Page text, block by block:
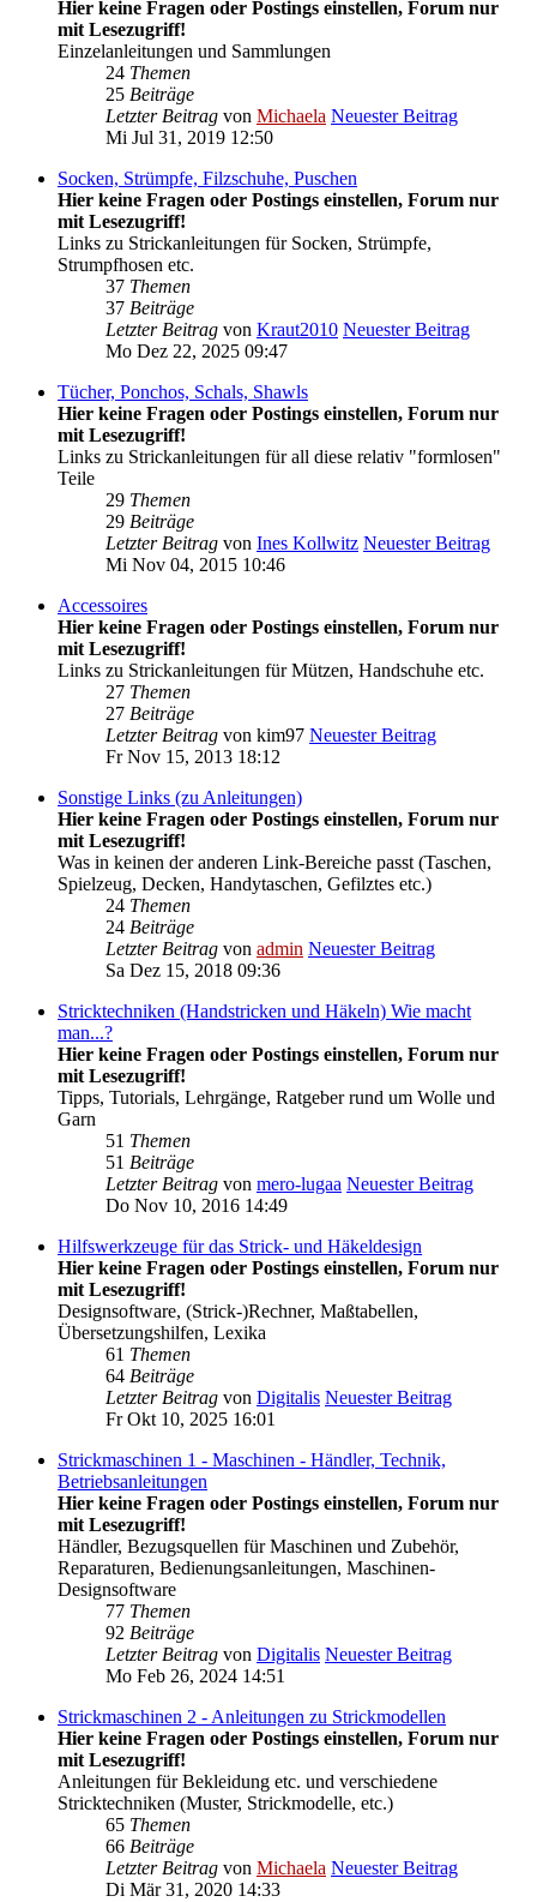
Hier keine Fragen oder Postings einstellen, Forum nur
mit Lesezugriff!
Einzelanleitungen und Sammlungen
24 Themen
25 Beiträge
Letzter Beitrag von Michaela Neuester Beitrag
Mi Jul 31, 2019 12:50
Socken, Strümpfe, Filzschuhe, Puschen
Hier keine Fragen oder Postings einstellen, Forum nur
mit Lesezugriff!
Links zu Strickanleitungen für Socken, Strümpfe,
Strumpfhosen etc.
37 Themen
37 Beiträge
Letzter Beitrag von Kraut2010 Neuester Beitrag
Mo Dez 22, 2025 09:47
Tücher, Ponchos, Schals, Shawls
Hier keine Fragen oder Postings einstellen, Forum nur
mit Lesezugriff!
Links zu Strickanleitungen für all diese relativ "formlosen"
Teile
29 Themen
29 Beiträge
Letzter Beitrag von Ines Kollwitz Neuester Beitrag
Mi Nov 04, 2015 10:46
Accessoires
Hier keine Fragen oder Postings einstellen, Forum nur
mit Lesezugriff!
Links zu Strickanleitungen für Mützen, Handschuhe etc.
27 Themen
27 Beiträge
Letzter Beitrag von kim97 Neuester Beitrag
Fr Nov 15, 2013 18:12
Sonstige Links (zu Anleitungen)
Hier keine Fragen oder Postings einstellen, Forum nur
mit Lesezugriff!
Was in keinen der anderen Link-Bereiche passt (Taschen,
Spielzeug, Decken, Handytaschen, Gefilztes etc.)
24 Themen
24 Beiträge
Letzter Beitrag von admin Neuester Beitrag
Sa Dez 15, 2018 09:36
Stricktechniken (Handstricken und Häkeln) Wie macht
man...?
Hier keine Fragen oder Postings einstellen, Forum nur
mit Lesezugriff!
Tipps, Tutorials, Lehrgänge, Ratgeber rund um Wolle und
Garn
51 Themen
51 Beiträge
Letzter Beitrag von mero-lugaa Neuester Beitrag
Do Nov 10, 2016 14:49
Hilfswerkzeuge für das Strick- und Häkeldesign
Hier keine Fragen oder Postings einstellen, Forum nur
mit Lesezugriff!
Designsoftware, (Strick-)Rechner, Maßtabellen,
Übersetzungshilfen, Lexika
61 Themen
64 Beiträge
Letzter Beitrag von Digitalis Neuester Beitrag
Fr Okt 10, 2025 16:01
Strickmaschinen 1 - Maschinen - Händler, Technik,
Betriebsanleitungen
Hier keine Fragen oder Postings einstellen, Forum nur
mit Lesezugriff!
Händler, Bezugsquellen für Maschinen und Zubehör,
Reparaturen, Bedienungsanleitungen, Maschinen-
Designsoftware
77 Themen
92 Beiträge
Letzter Beitrag von Digitalis Neuester Beitrag
Mo Feb 26, 2024 14:51
Strickmaschinen 2 - Anleitungen zu Strickmodellen
Hier keine Fragen oder Postings einstellen, Forum nur
mit Lesezugriff!
Anleitungen für Bekleidung etc. und verschiedene
Stricktechniken (Muster, Strickmodelle, etc.)
65 Themen
66 Beiträge
Letzter Beitrag von Michaela Neuester Beitrag
Di Mär 31, 2020 14:33